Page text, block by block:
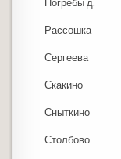
Погребы д.
Рассошка
Сергеева
Скакино
Сныткино
Столбово